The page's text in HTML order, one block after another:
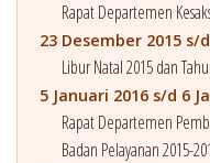
Rapat Departemen
23 Desember 2015 s/
Libur Natal 2015 dan
5 Januari 2016 s/d 6
Rapat Departemen
Badan Pelayanan 2015-